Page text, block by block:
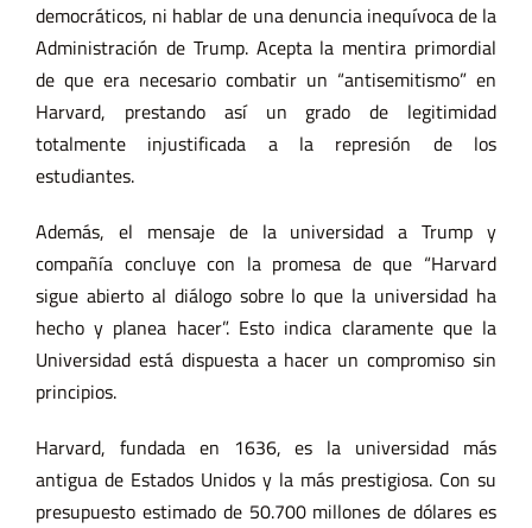
democráticos, ni hablar de una denuncia inequívoca de la
Administración de Trump. Acepta la mentira primordial
de que era necesario combatir un “antisemitismo” en
Harvard, prestando así un grado de legitimidad
totalmente injustificada a la represión de los
estudiantes.
Además, el mensaje de la universidad a Trump y
compañía concluye con la promesa de que “Harvard
sigue abierto al diálogo sobre lo que la universidad ha
hecho y planea hacer”. Esto indica claramente que la
Universidad está dispuesta a hacer un compromiso sin
principios.
Harvard, fundada en 1636, es la universidad más
antigua de Estados Unidos y la más prestigiosa. Con su
presupuesto estimado de 50.700 millones de dólares es